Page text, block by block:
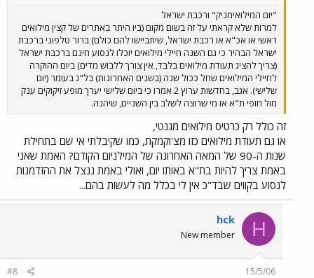
"יום המילואימניק" ורכבת ישראל
למרות שלא קראתי על זה בשום מקום (ביו היתר באתרים של קצין מילואים
ראשי או אכ"א או רכבת ישראל, שיתביישו להם כולם) ברור טלפוני ברכבת
ישראל הבהיר כי גם השנה חיילי מילואים יוכלו לנסוע חינם ברכבת ישראל
(צריך להציג תעודת מילואים בלבד, אין צורך ללבוש מדים) ביום ההוקרה
לחיילי המילואים שחל ככול שנה (בשנים האחרונות) בל"ג בעומר (יום
שלישי). אגב, בחדשות ערוץ 2 אמרו כי ביום שלישי יערך מופע זיקוקים ענק
מול חופי ת"א אז מי שרוצה לשלב בין השניים, שיהנה.
זה כולל רק כרטיס מילואים מגנטי,
או גם תעודת מילואים כזו מצ'וקמקת, כמו שקיבלתי אי שם בתחילת
שנות ה-90 של המאה האחרונה של המילניום הקודם? האמת שאני
באמת צריך להיות בת"א באותו יום, ואולי באמת ננצל את ההזדמנות
לנסוע בקווים שבד"כ אין לי בכלל מה לעשות בהם...
H
hck
New member
15/5/06
#8